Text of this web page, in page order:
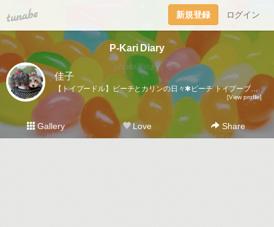
tuna.be 新規登録 ログイン
P-Kari Diary
佳子
【トイプードル】ピーチとカリンの日々✱ピーチ トイプーブラック🐩♀ 🎂2008.1.18 ⚖️3.7kgカリン トイプーシルバー🐩♀ 🎂2022.5.11 ⚖️2.6kg
[View profile]
Gallery Love Share